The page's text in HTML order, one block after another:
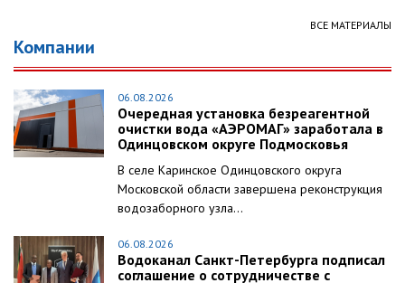
ВСЕ МАТЕРИАЛЫ
Компании
06.08.2026
Очередная установка безреагентной
очистки вода «АЭРОМАГ» заработала в
Одинцовском округе Подмосковья
В селе Каринское Одинцовского округа
Московской области завершена реконструкция
водозаборного узла...
06.08.2026
Водоканал Санкт-Петербурга подписал
соглашение о сотрудничестве с